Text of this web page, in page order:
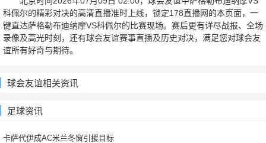
科佩尔的精彩对决的高清直播准时上线，锁定178直播网的本页面，一
键直达萨格勒布迪纳摩VS科佩尔的比赛现场。赛后更有详尽战报、全场
录像及高光时刻，还有球会友谊赛事直播及历史对决，满足您对球会友
谊所有好奇与期待。
球会友谊相关资讯
足球资讯
卡萨代伊成AC米兰冬窗引援目标